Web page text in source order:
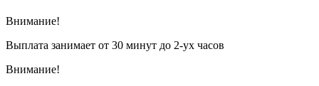
Внимание!
Выплата занимает от 30 минут до 2-ух часов
Внимание!